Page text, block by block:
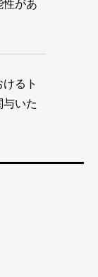
性があ
るト
いた